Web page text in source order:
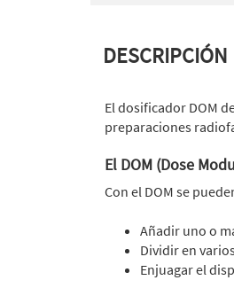
DESCRIPCIÓN
El dosificador DOM
preparaciones
El DOM (Dose
Con el DOM se
Añadir uno o
Dividir en
Enjuagar el